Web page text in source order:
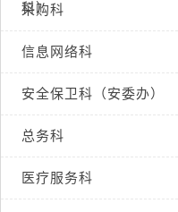
科）
采购科
信息网络科
安全保卫科（安委办）
总务科
医疗服务科